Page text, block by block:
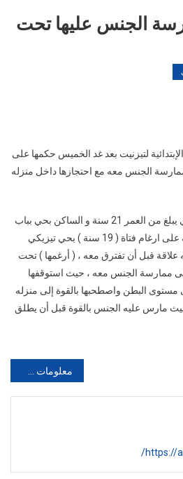
الجنس عليها تحت
لتيزنيت بعد غد الخميس حكمها على
الجنس معه مع احتجازها داخل منزله
وقالت مصادرنا ، أن المتهم الذي يبلغ من العمر 21 سنة و الساكن بحي بباب
أكلو ، اعْتُقِل على خلفية اقدامه على ارغام فتاة ( 19 سنة ) بحي تيزيكي
علاقة قبل أن تفترق معه ، ( أرغمها ) تحت
على ممارسة الجنس معه ، حيث استوقفها
مستوى البطن واصطحبها بالقوة إلى منزله
لمدة 24 ساعة حيث مارس عليه الجنس بالقوة قبل أن يطلق
https://